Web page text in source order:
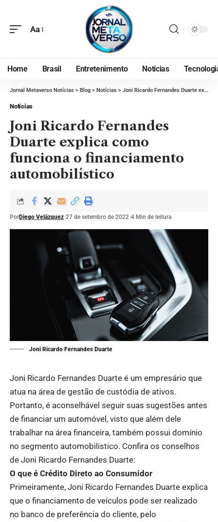
Aa
Home Brasil Entretenimento Notícias
Jornal Metaverso Notícias > Blog > Notícias > Joni Ricardo Fernandes Duarte explica como funciona o financiamento automobilístico
Notícias
Joni Ricardo Fernandes
Duarte explica como
funciona o financiamento
automobilístico
PorDiego Velázquez 27 de setembro de 2022 4 Min de leitura
Joni Ricardo Fernandes Duarte
Joni Ricardo Fernandes Duarte é um empresário que
atua na área de gestão de custódia de ativos.
Portanto, é aconselhável seguir suas sugestões antes
de financiar um automóvel, visto que além dele
trabalhar na área financeira, também possui domínio
no segmento automobilístico. Confira os conselhos
de Joni Ricardo Fernandes Duarte:
O que é Crédito Direto ao Consumidor
Primeiramente, Joni Ricardo Fernandes Duarte explica
que o financiamento de veículos pode ser realizado
no banco de preferência do cliente, pelo